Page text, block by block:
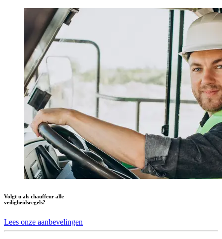
Volgt u als chauffeur alle
veiligheidsregels?
Lees onze aanbevelingen